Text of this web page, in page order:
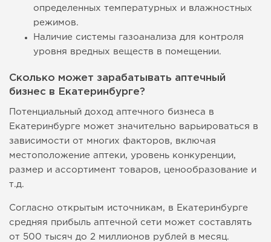
определенных температурных и влажностных
режимов.
Наличие системы газоанализа для контроля
уровня вредных веществ в помещении.
Сколько может зарабатывать аптечный
бизнес в Екатеринбурге?
Потенциальный доход аптечного бизнеса в
Екатеринбурге может значительно варьироваться в
зависимости от многих факторов, включая
местоположение аптеки, уровень конкуренции,
размер и ассортимент товаров, ценообразование и
т.д.
Согласно открытым источникам, в Екатеринбурге
средняя прибыль аптечной сети может составлять
от 500 тысяч до 2 миллионов рублей в месяц.